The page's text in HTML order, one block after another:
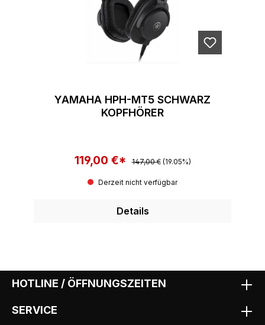
YAMAHA HPH-MT5 SCHWARZ
KOPFHÖRER
Verkaufspreis:
119,00 €* Regulärer Preis:
147,00 € (19.05%)
Derzeit nicht verfügbar
Details
HOTLINE / ÖFFNUNGSZEITEN
SERVICE